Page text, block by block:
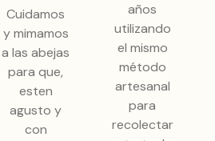
Cuidamos
y mimamos
a las abejas
para que,
esten
agusto y
con
años
utilizando
el mismo
método
artesanal
para
recolectar